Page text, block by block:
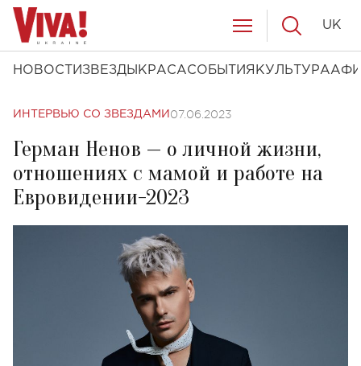
НОВОСТИ ЗВЕЗДЫ КРАСАСОБЫТИЯ КУЛЬТУРА
UK
ИНТЕРВЬЮ СО ЗВЕЗДАМИ 07.06.2023
Герман Ненов — о личной жизни,
отношениях с мамой и работе на
Евровидении-2023